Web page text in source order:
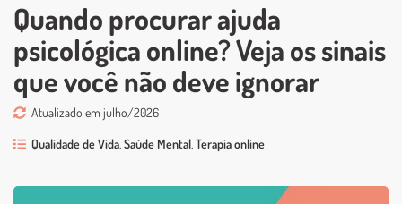
Quando procurar ajuda
psicológica online? Veja os sinais
que você não deve ignorar
Atualizado em julho/2026
Qualidade de Vida Saúde Mental Terapia online